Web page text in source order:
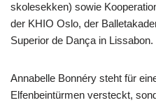
skolesekken) sowie
der KHIO Oslo, der
Superior de Dança in Lissabon.
Annabelle Bonnéry steht für
Elfenbeintürmen versteckt,